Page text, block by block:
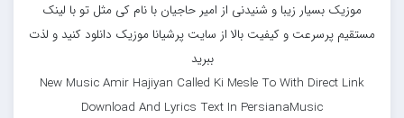
موزیک بسیار زیبا و شنیدنی از امیر حاجیان با نام کی مثل تو با لینک
مستقیم پرسرعت و کیفیت بالا از سایت پرشیانا موزیک دانلود کنید و لذت
ببرید
New Music Amir Hajiyan Called Ki Mesle To With Direct Link
Download And Lyrics Text In PersianaMusic